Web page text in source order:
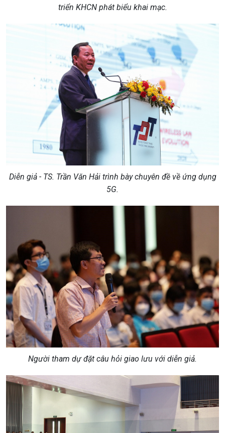
triển KHCN phát biểu khai mạc.
Diễn giả - TS. Trần Văn Hải trình bày chuyên đề về ứng dụng
5G.
Người tham dự đặt câu hỏi giao lưu với diễn giả.